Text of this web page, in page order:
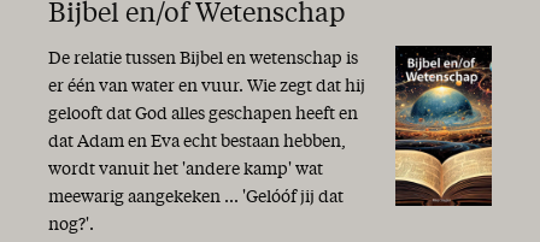
Bijbel en/of Wetenschap
De relatie tussen Bijbel en wetenschap is
er één van water en vuur. Wie zegt dat hij
gelooft dat God alles geschapen heeft en
dat Adam en Eva echt bestaan hebben,
wordt vanuit het 'andere kamp' wat
meewarig aangekeken ... 'Gelóóf jij dat
nog?'.